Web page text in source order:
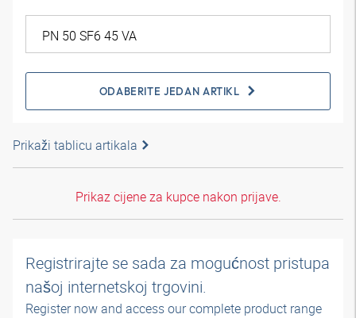
ODABERITE JEDAN ARTIKL
Prikaži tablicu artikala
Prikaz cijene za kupce nakon prijave.
Registrirajte se sada za mogućnost pristupa
našoj internetskoj trgovini.
Register now and access our complete product range